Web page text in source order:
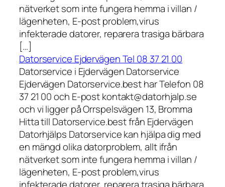
nätverket som inte fungera hemma i villan /
lägenheten, E-post problem,virus
infekterade datorer, reparera trasiga bärbara
[…]
Datorservice Ejdervägen Tel 08 37 21 00
Datorservice i Ejdervägen Datorservice
Ejdervägen Datorservice.best har Telefon 08
37 21 00 och E-post kontakt@datorhjalp.se
och vi ligger på Orrspelsvägen 13, Bromma
Hitta till Datorservice.best från Ejdervägen
Datorhjälps Datorservice kan hjälpa dig med
en mängd olika datorproblem, allt ifrån
nätverket som inte fungera hemma i villan /
lägenheten, E-post problem,virus
infekterade datorer, reparera trasiga bärbara